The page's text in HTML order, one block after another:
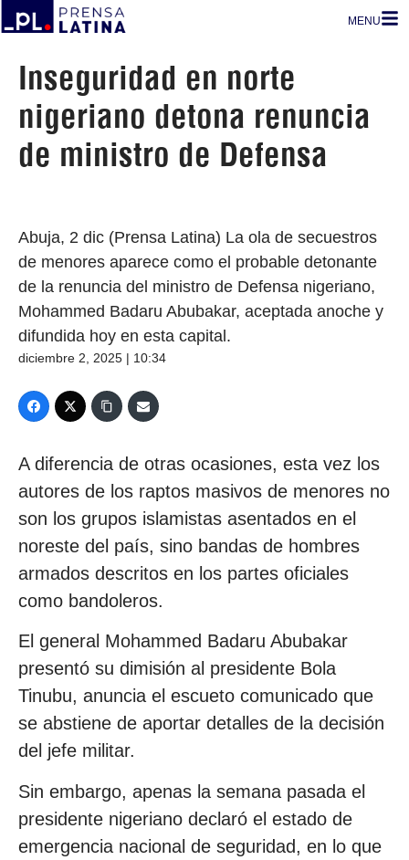
MENU
Inseguridad en norte
nigeriano detona renuncia
de ministro de Defensa
Abuja, 2 dic (Prensa Latina) La ola de secuestros
de menores aparece como el probable detonante
de la renuncia del ministro de Defensa nigeriano,
Mohammed Badaru Abubakar, aceptada anoche y
difundida hoy en esta capital.
diciembre 2, 2025 | 10:34
A diferencia de otras ocasiones, esta vez los
autores de los raptos masivos de menores no
son los grupos islamistas asentados en el
noreste del país, sino bandas de hombres
armados descritos en los partes oficiales
como bandoleros.
El general Mohammed Badaru Abubakar
presentó su dimisión al presidente Bola
Tinubu, anuncia el escueto comunicado que
se abstiene de aportar detalles de la decisión
del jefe militar.
Sin embargo, apenas la semana pasada el
presidente nigeriano declaró el estado de
emergencia nacional de seguridad, en lo que